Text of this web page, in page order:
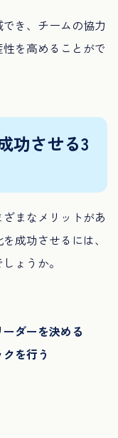
き、チームの協力
を高めることがで
功させる3
まなメリットがあ
成功させるには、
ょうか。
ダーを決める
を行う